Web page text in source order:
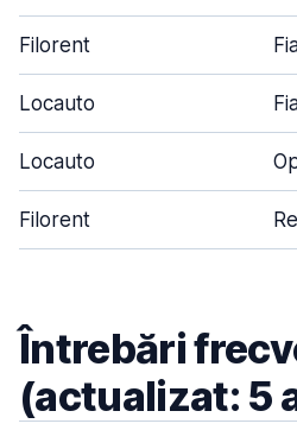
Filorent
Locauto
Locauto
Filorent
Întrebări
(actualizat: 5